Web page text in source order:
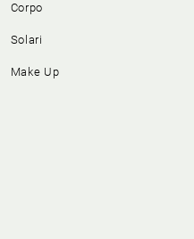
Corpo
Solari
Make Up